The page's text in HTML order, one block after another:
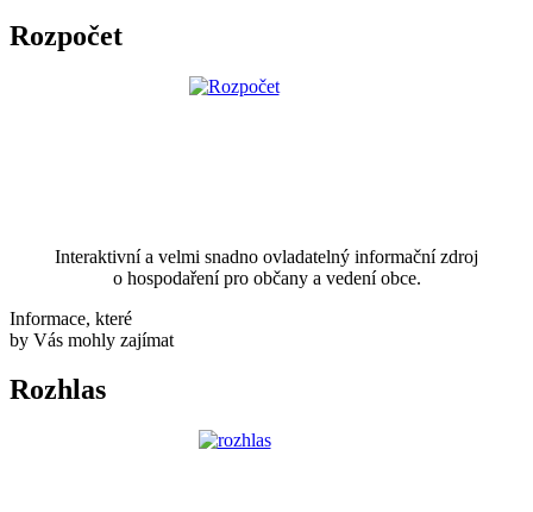
Rozpočet
Interaktivní a velmi snadno ovladatelný informační zdroj
o hospodaření pro občany a vedení obce.
Informace, které
by Vás mohly zajímat
Rozhlas